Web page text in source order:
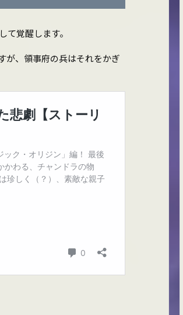
覚醒します。
が、領事府の兵はそれをかぎ